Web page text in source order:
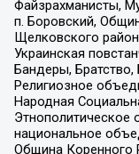
Файзрахманисты,
п. Боровский,
Щелковского
Украинская
Бандеры,
Религиозное
Народная
Этнополитическое
национальное
Община Коренного